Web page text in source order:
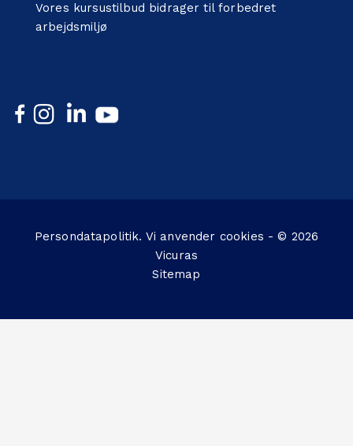
Vores kursustilbud bidrager til forbedret
arbejdsmiljø
Persondatapolitik. Vi anvender cookies - © 2026
Vicuras
Sitemap